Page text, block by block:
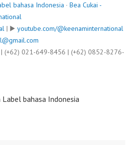
bahasa Indonesia · Bea Cukai -
| ▶️ youtube.com/@keenaminternational
(+62) 021-649-8456 | (+62) 0852-8276-
Label bahasa Indonesia